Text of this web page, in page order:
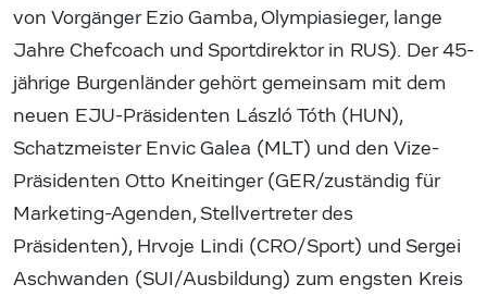
von Vorgänger Ezio Gamba, Olympiasieger, lange
Jahre Chefcoach und Sportdirektor in RUS). Der 45-
jährige Burgenländer gehört gemeinsam mit dem
neuen EJU-Präsidenten László Tóth (HUN),
Schatzmeister Envic Galea (MLT) und den Vize-
Präsidenten Otto Kneitinger (GER/zuständig für
Marketing-Agenden, Stellvertreter des
Präsidenten), Hrvoje Lindi (CRO/Sport) und Sergei
Aschwanden (SUI/Ausbildung) zum engsten Kreis